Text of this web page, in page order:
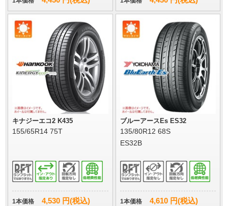
キナジーエコ2 K435
155/65R14 75T
1本価格 4,530 円(税込)
ブルーアースEs ES32
135/80R12 68S
ES32B
1本価格 4,610 円(税込)